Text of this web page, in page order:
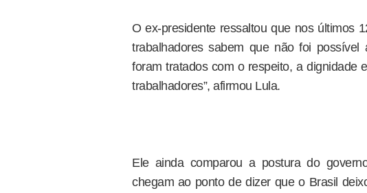
O ex-presidente ressaltou que nos últimos
trabalhadores sabem que não foi
foram tratados com o respeito, a dignidade
trabalhadores”, afirmou Lula.
Ele ainda comparou a postura do
chegam ao ponto de dizer que o Brasil